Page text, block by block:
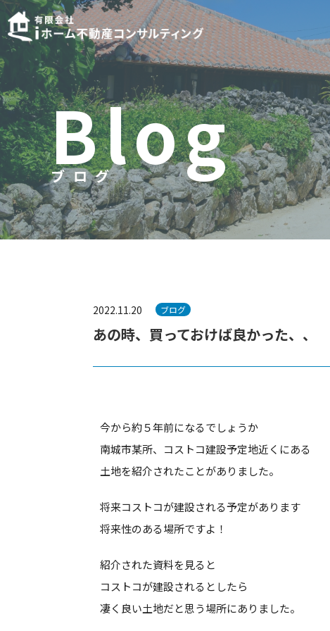
Blog
ブログ
ブ ロ グ
あの時、買っておけば良かった、、
2022.11.20 ブログ
今から約５年前になるでしょうか
南城市某所、コストコ建設予定地近くにある
土地を紹介されたことがありました。
将来コストコが建設される予定があります
将来性のある場所ですよ！
紹介された資料を見ると
コストコが建設されるとしたら
凄く良い土地だと思う場所にありました。